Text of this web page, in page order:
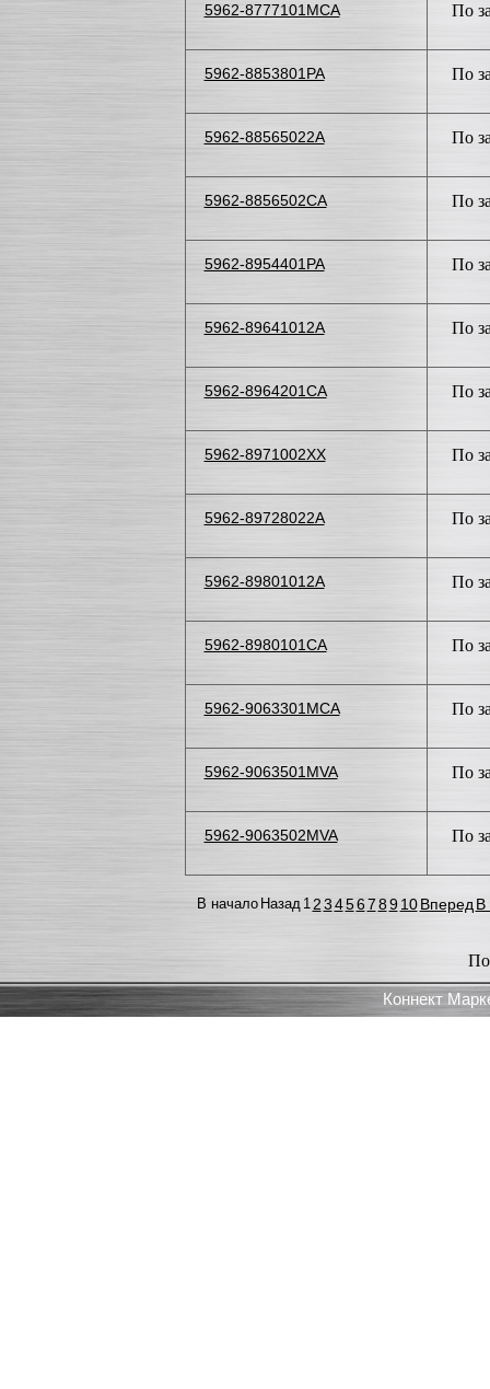
5962-8777101MCA По
5962-8853801PA По
5962-88565022A По
5962-8856502CA По
5962-8954401PA По
5962-89641012A По
5962-8964201CA По
5962-8971002XX По
5962-89728022A По
5962-89801012A По
5962-8980101CA По
5962-9063301MCA По
5962-9063501MVA По
5962-9063502MVA По
В начало Назад 1 23456789 10 Вперед В
Коннект